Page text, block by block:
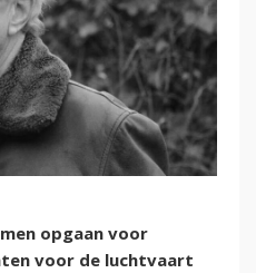
opgaan voor
voor de luchtvaart